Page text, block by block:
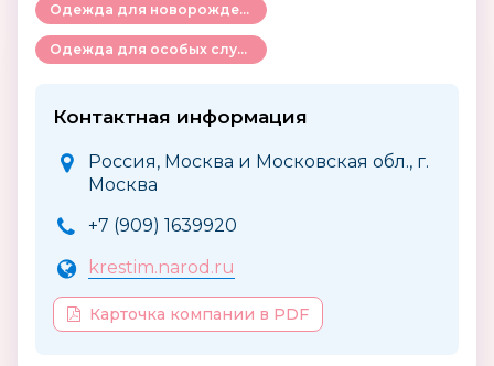
Одежда для новорожденных
Одежда для особых случаев
Контактная информация
Россия, Москва и Московская обл., г.
Москва
+7 (909) 1639920
krestim.narod.ru
Карточка компании в PDF